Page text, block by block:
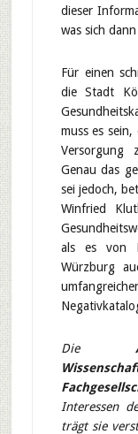
dieser
was sich
Für einen
die Stadt
muss es
Versorgung
Genau das
sei jedoch,
Winfried
als es von
Würzburg
Die
Interessen
trägt sie